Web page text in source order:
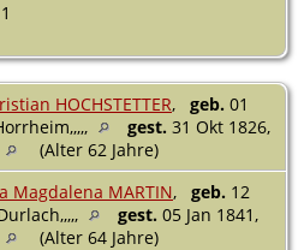
HOCHSTETTER, geb. 01
gest. 31 Okt 1826,
(Alter 62 Jahre)
Magdalena MARTIN, geb. 12
gest. 05 Jan 1841,
(Alter 64 Jahre)